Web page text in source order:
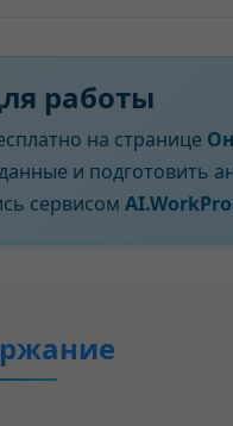
работы
на странице
и подготовить
сервисом